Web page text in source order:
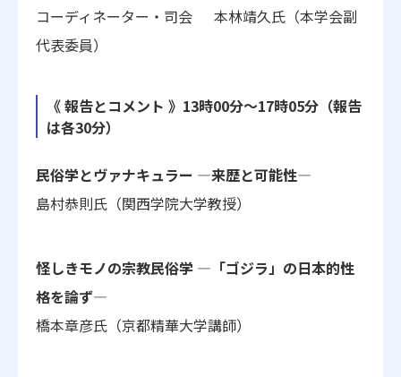
コーディネーター・司会 本林靖久氏（本学会副
代表委員）
《 報告とコメント 》13時00分～17時05分（報告
は各30分）
民俗学とヴァナキュラー ―来歴と可能性―
島村恭則氏（関西学院大学教授）
怪しきモノの宗教民俗学 ―「ゴジラ」の日本的性
格を論ず―
橋本章彦氏（京都精華大学講師）